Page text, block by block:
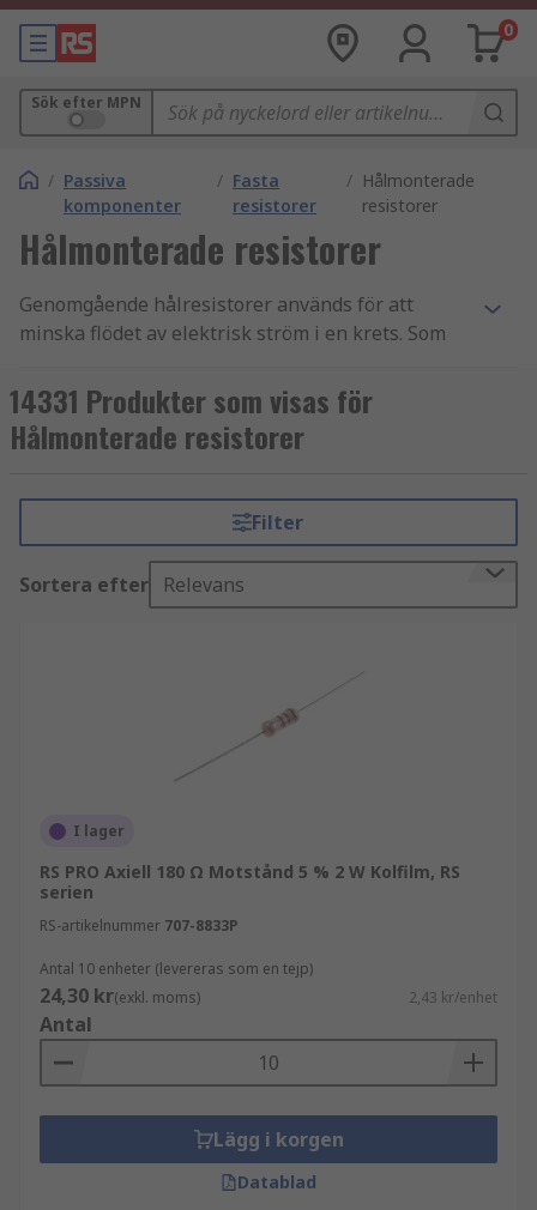
0
Sök efter MPN
/ Passiva
komponenter
/ Fasta
resistorer
/ Hålmonterade
resistorer
Hålmonterade resistorer
Genomgående hålresistorer används för att
minska flödet av elektrisk ström i en krets. Som
(spänningsområdeskompatibilitet), till skillnad
frånvariabla resistorerdär
spänningsområdesvärdena kan justeras.
Genomgående hålresistorer är tillverkade av
metallfilm för allmän användning eller kolfilm för
enheter som kräver hög tolerans. De har långa,
böjliga ledningar som sätts in (antingen
automatiskt eller manuellt) i hål på kretskort.
resistorvärde du behöver för din LED-belysning.
Vad används genomgående hålresistorer
telekommunikations- och medicinteknisk
industri. De är mest lämpade för större kretskort
Typer av genomgående hålresistorer
De vanligaste typerna av genomgående
hålresistorer är trådlindade och axiella
komponenter:
Axiella paket har platta profiler och
cylindriska eller lådformade format med
14331 Produkter som visas för
Hålmonterade resistorer
Filter
Sortera efter Relevans
I lager
RS PRO Axiell 180 Ω Motstånd 5 % 2 W Kolfilm, RS
serien
RS-artikelnummer 707-8833P
Antal 10 enheter (levereras som en tejp)
24,30 kr(exkl. moms) 2,43 kr/enhet
Antal
Lägg i korgen
Datablad